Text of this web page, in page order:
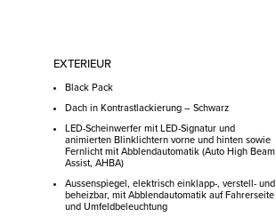
EXTERIEUR
Black Pack
Dach in Kontrastlackierung – Schwarz
LED-Scheinwerfer mit LED-Signatur und
animierten Blinklichtern vorne und hinten sowie
Fernlicht mit Abblendautomatik (Auto High Beam
Assist, AHBA)
Aussenspiegel, elektrisch einklapp-, verstell- und
beheizbar, mit Abblendautomatik auf Fahrerseite
und Umfeldbeleuchtung